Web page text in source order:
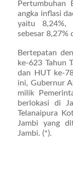
Pertumbuhan
angka inflasi
yaitu 8,24%,
sebesar 8,27%
Bertepatan
ke-623 Tahun
dan HUT ke-
ini, Gubernur
milik
berlokasi di
Telanaipura
Jambi yang
Jambi. (*).